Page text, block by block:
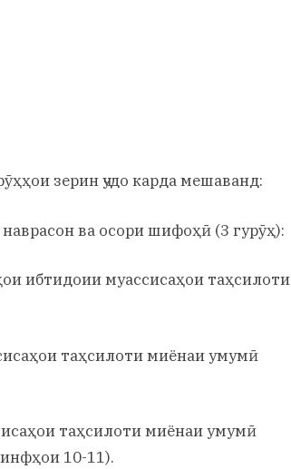
зерин ҷудо карда мешаванд:
ва осори шифоҳӣ (3 гурӯҳ):
ибтидоии муассисаҳои таҳсилоти
таҳсилоти миёнаи умумӣ
таҳсилоти миёнаи умумӣ
10-11).